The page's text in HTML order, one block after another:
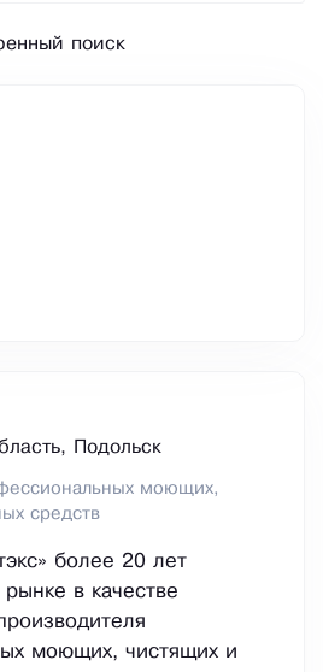
Подольск
моющих,
средств
более 20 лет
в качестве
моющих, чистящих и
поиск